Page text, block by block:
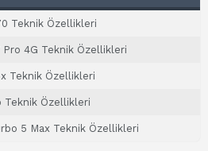
Teknik Özellikleri
Pro 4G Teknik Özellikleri
Teknik Özellikleri
Teknik Özellikleri
5 Max Teknik Özellikleri